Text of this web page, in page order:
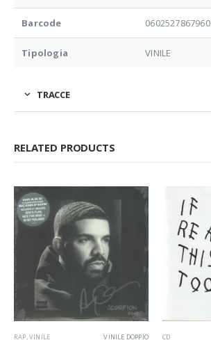
Barcode 0602527867960
Tipologia VINILE
TRACCE
RELATED PRODUCTS
VINILE DOPPIO
RAP,VINILE CD